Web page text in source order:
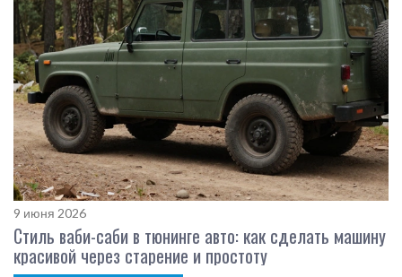
9 июня 2026
Стиль ваби-саби в тюнинге авто: как сделать машину
красивой через старение и простоту